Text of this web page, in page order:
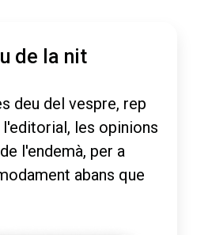
de la nit
deu del vespre, rep
les opinions
l'endemà, per a
abans que